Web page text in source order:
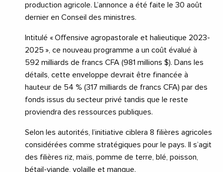
production agricole. L’annonce a été faite le 30 août
dernier en Conseil des ministres.
Intitulé « Offensive agropastorale et halieutique 2023-
2025 », ce nouveau programme a un coût évalué à
592 milliards de francs CFA (981 millions $). Dans les
détails, cette enveloppe devrait être financée à
hauteur de 54 % (317 milliards de francs CFA) par des
fonds issus du secteur privé tandis que le reste
proviendra des ressources publiques.
Selon les autorités, l’initiative ciblera 8 filières agricoles
considérées comme stratégiques pour le pays. Il s’agit
des filières riz, maïs, pomme de terre, blé, poisson,
bétail-viande, volaille et mangue.